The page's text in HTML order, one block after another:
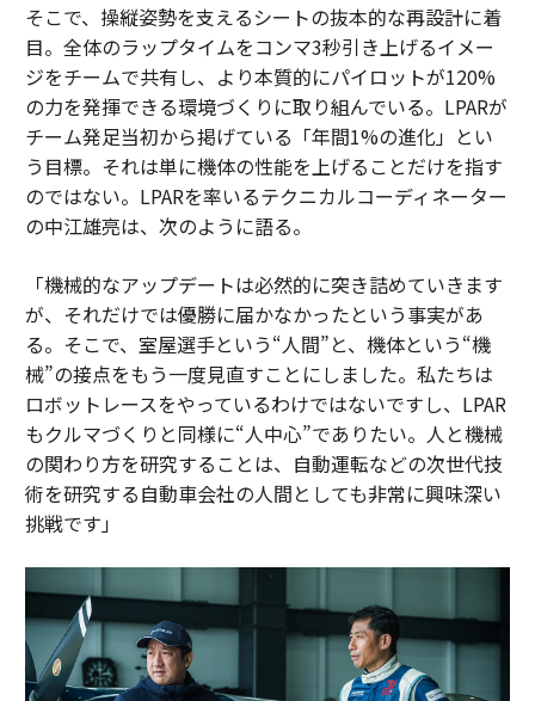
そこで、操縦姿勢を支えるシートの抜本的な再設計に着
目。全体のラップタイムをコンマ3秒引き上げるイメー
ジをチームで共有し、より本質的にパイロットが120%
の力を発揮できる環境づくりに取り組んでいる。LPARが
チーム発足当初から掲げている「年間1%の進化」とい
う目標。それは単に機体の性能を上げることだけを指す
のではない。LPARを率いるテクニカルコーディネーター
の中江雄亮は、次のように語る。
「機械的なアップデートは必然的に突き詰めていきます
が、それだけでは優勝に届かなかったという事実があ
る。そこで、室屋選手という“人間”と、機体という“機
械”の接点をもう一度見直すことにしました。私たちは
ロボットレースをやっているわけではないですし、LPAR
もクルマづくりと同様に“人中心”でありたい。人と機械
の関わり方を研究することは、自動運転などの次世代技
術を研究する自動車会社の人間としても非常に興味深い
挑戦です」